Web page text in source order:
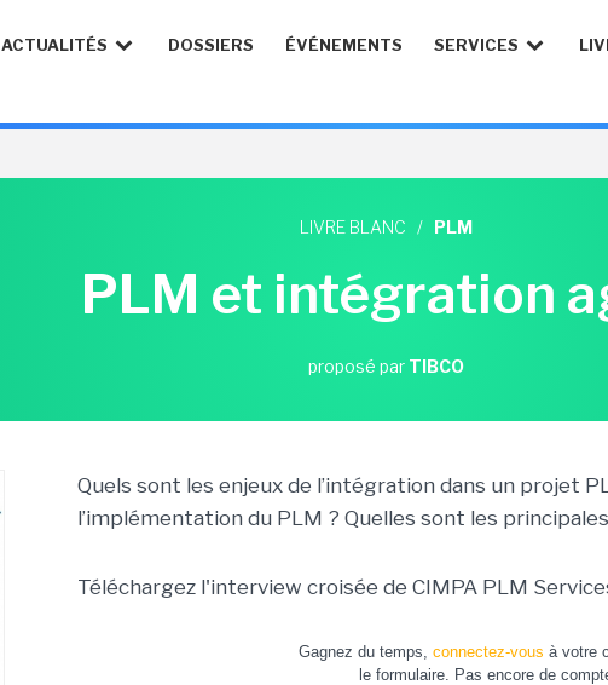
ACTUALITÉS DOSSIERS ÉVÉNEMENTS SERVICES
LIVRE BLANC / PLM
PLM et intégration
proposé par TIBCO
Quels sont les enjeux de l’intégration dans un projet
l’implémentation du PLM ? Quelles sont les
Téléchargez l'interview croisée de CIMPA PLM
Gagnez du temps, connectez-vous à votre
le formulaire. Pas encore de